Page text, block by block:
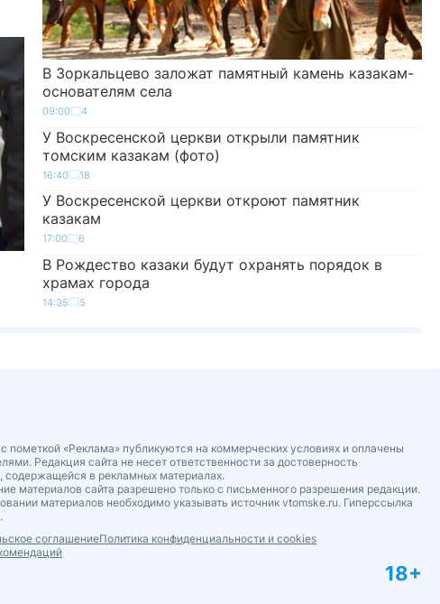
В Зоркальцево заложат памятный камень казакам-
основателям села
09:00 4
У Воскресенской церкви открыли памятник
томским казакам (фото)
16:40 18
У Воскресенской церкви откроют памятник
казакам
17:00 6
В Рождество казаки будут охранять порядок в
храмах города
14:35 5
пометкой «Реклама» публикуются на коммерческих условиях и оплачены
Редакция сайта не несет ответственности за достоверность
содержащейся в рекламных материалах.
материалов сайта разрешено только с письменного разрешения редакции.
материалов необходимо указывать источник vtomske.ru. Гиперссылка
соглашениеПолитика конфиденциальности и cookies
18+